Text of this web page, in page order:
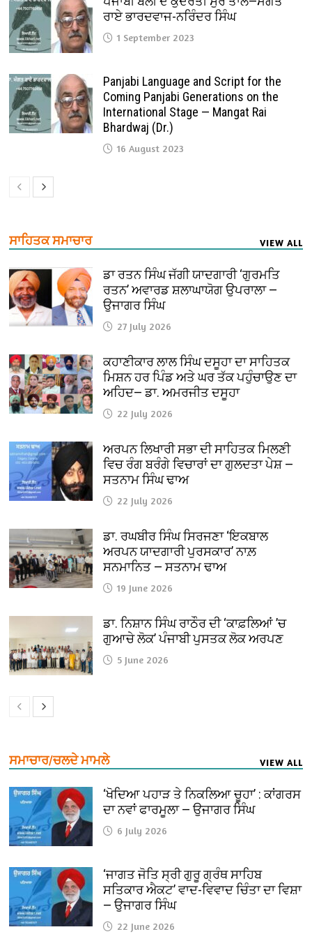
ਰਾਏ ਭਾਰਦਵਾਜ-ਨਰਿੰਦਰ ਸਿੰਘ
1 September 2023
Panjabi Language and Script for the
Coming Panjabi Generations on the
International Stage — Mangat Rai
Bhardwaj (Dr.)
16 August 2023
ਸਾਹਿਤਕ ਸਮਾਚਾਰ VIEW ALL
ਡਾ ਰਤਨ ਸਿੰਘ ਜੱਗੀ ਯਾਦਗਾਰੀ ‘ਗੁਰਮਤਿ
ਰਤਨ’ ਅਵਾਰਡ ਸ਼ਲਾਘਾਯੋਗ ਉਪਰਾਲਾ —
ਉਜਾਗਰ ਸਿੰਘ
27 July 2026
ਕਹਾਣੀਕਾਰ ਲਾਲ ਸਿੰਘ ਦਸੂਹਾ ਦਾ ਸਾਹਿਤਕ
ਮਿਸ਼ਨ ਹਰ ਪਿੰਡ ਅਤੇ ਘਰ ਤੱਕ ਪਹੁੰਚਾਉਣ ਦਾ
ਅਹਿਦ— ਡਾ. ਅਮਰਜੀਤ ਦਸੂਹਾ
22 July 2026
ਅਰਪਨ ਲਿਖਾਰੀ ਸਭਾ ਦੀ ਸਾਹਿਤਕ ਮਿਲਣੀ
ਵਿਚ ਰੰਗ ਬਰੰਗੇ ਵਿਚਾਰਾਂ ਦਾ ਗੁਲਦਤਾ ਪੇਸ਼ —
ਸਤਨਾਮ ਸਿੰਘ ਢਾਅ
22 July 2026
ਡਾ. ਰਘਬੀਰ ਸਿੰਘ ਸਿਰਜਣਾ ‘ਇਕਬਾਲ
ਅਰਪਨ ਯਾਦਗਾਰੀ ਪੁਰਸਕਾਰ’ ਨਾਲ਼
ਸਨਮਾਨਿਤ — ਸਤਨਾਮ ਢਾਅ
19 June 2026
ਡਾ. ਨਿਸ਼ਾਨ ਸਿੰਘ ਰਾਠੌਰ ਦੀ ‘ਕਾਫ਼ਲਿਆਂ ’ਚ
ਗੁਆਚੇ ਲੋਕ’ ਪੰਜਾਬੀ ਪੁਸਤਕ ਲੋਕ ਅਰਪਣ
5 June 2026
ਸਮਾਚਾਰ/ਚਲਦੇ ਮਾਮਲੇ VIEW ALL
‘ਖੋਦਿਆ ਪਹਾੜ ਤੇ ਨਿਕਲਿਆ ਚੂਹਾ’ : ਕਾਂਗਰਸ
ਦਾ ਨਵਾਂ ਫਾਰਮੂਲਾ — ਉਜਾਗਰ ਸਿੰਘ
6 July 2026
‘ਜਾਗਤ ਜੋਤਿ ਸ੍ਰੀ ਗੁਰੂ ਗ੍ਰੰਥ ਸਾਹਿਬ
ਸਤਿਕਾਰ ਐਕਟ’ ਵਾਦ-ਵਿਵਾਦ ਚਿੰਤਾ ਦਾ ਵਿਸ਼ਾ
— ਉਜਾਗਰ ਸਿੰਘ
22 June 2026